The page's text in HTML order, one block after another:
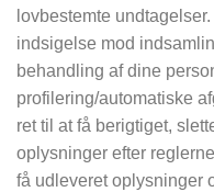
lovbestemte
indsigelse mod
behandling af dine
profilering/automatiske
ret til at få berigtiget,
oplysninger efter
få udleveret oplysninger